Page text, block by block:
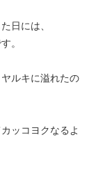
日には、
。
ルキに溢れたの
ッコヨクなるよ